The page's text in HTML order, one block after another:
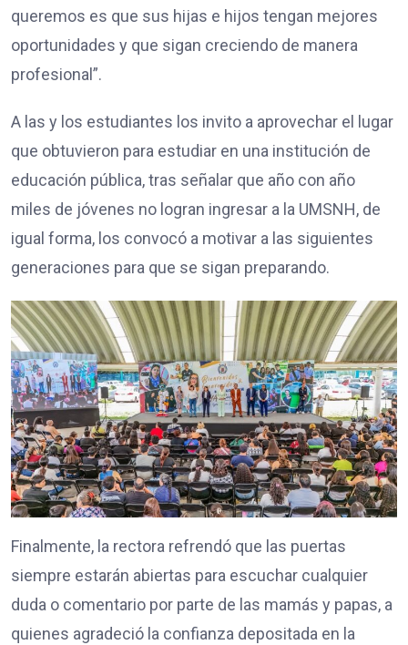
queremos es que sus hijas e hijos tengan mejores
oportunidades y que sigan creciendo de manera
profesional”.
A las y los estudiantes los invito a aprovechar el lugar
que obtuvieron para estudiar en una institución de
educación pública, tras señalar que año con año
miles de jóvenes no logran ingresar a la UMSNH, de
igual forma, los convocó a motivar a las siguientes
generaciones para que se sigan preparando.
Finalmente, la rectora refrendó que las puertas
siempre estarán abiertas para escuchar cualquier
duda o comentario por parte de las mamás y papas, a
quienes agradeció la confianza depositada en la